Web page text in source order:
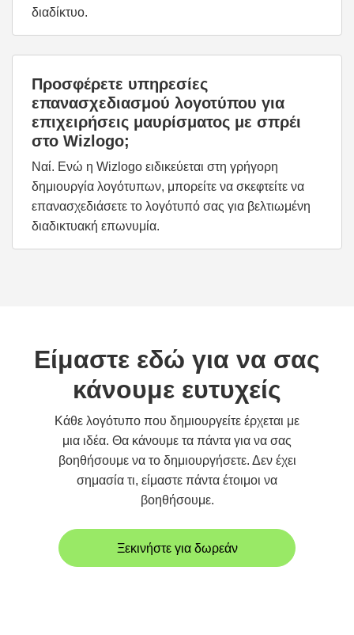
διαδίκτυο.
Προσφέρετε υπηρεσίες
επανασχεδιασμού λογοτύπου για
επιχειρήσεις μαυρίσματος με σπρέι
στο Wizlogo;
Ναί. Ενώ η Wizlogo ειδικεύεται στη γρήγορη
δημιουργία λογότυπων, μπορείτε να σκεφτείτε να
επανασχεδιάσετε το λογότυπό σας για βελτιωμένη
διαδικτυακή επωνυμία.
Είμαστε εδώ για να σας
κάνουμε ευτυχείς
Κάθε λογότυπο που δημιουργείτε έρχεται με
μια ιδέα. Θα κάνουμε τα πάντα για να σας
βοηθήσουμε να το δημιουργήσετε. Δεν έχει
σημασία τι, είμαστε πάντα έτοιμοι να
βοηθήσουμε.
Ξεκινήστε για δωρεάν